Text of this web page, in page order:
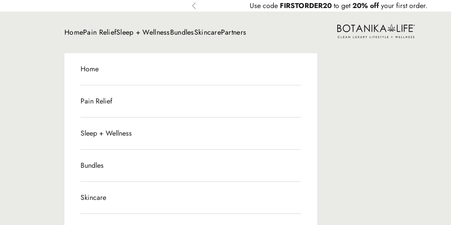
Anterior Use code FIRSTORDER20to get20% off your first order.
Botanika Life
HomePain ReliefSleep + WellnessBundlesSkincarePartners
Home
Pain Relief
Sleep + Wellness
Bundles
Skincare